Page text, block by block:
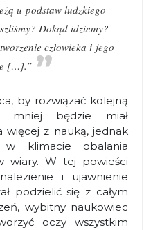
u podstaw ludzkiego
Dokąd idziemy?
człowieka i jego
[…].”
by rozwiązać kolejną
mniej będzie miał
więcej z nauką, jednak
w klimacie obalania
wiary. W tej powieści
i ujawnienie
podzielić się z całym
wybitny naukowiec
oczy wszystkim